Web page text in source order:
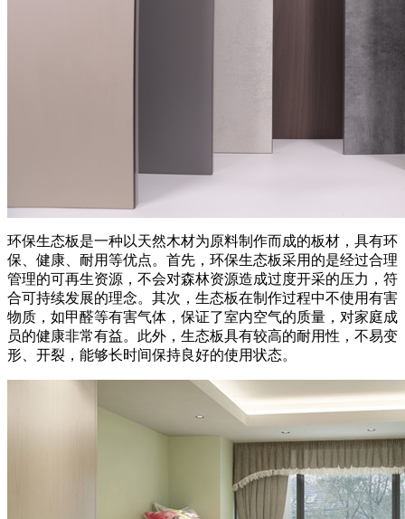
环保生态板是一种以天然木材为原料制作而成的板材，具有环
保、健康、耐用等优点。首先，环保生态板采用的是经过合理
管理的可再生资源，不会对森林资源造成过度开采的压力，符
合可持续发展的理念。其次，生态板在制作过程中不使用有害
物质，如甲醛等有害气体，保证了室内空气的质量，对家庭成
员的健康非常有益。此外，生态板具有较高的耐用性，不易变
形、开裂，能够长时间保持良好的使用状态。